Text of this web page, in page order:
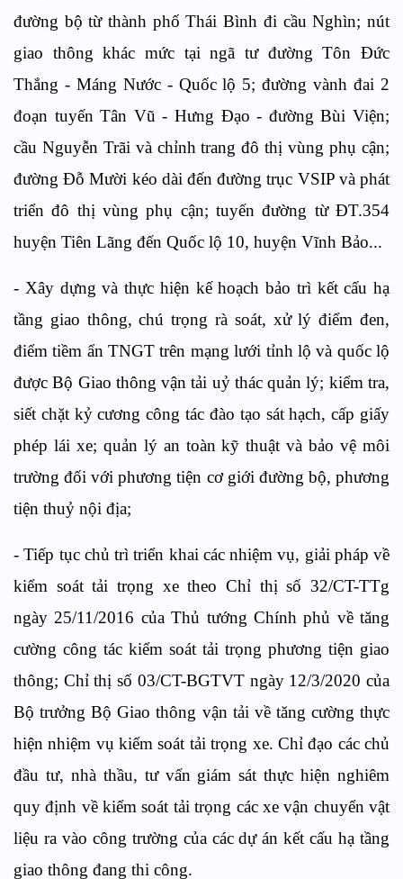
đường bộ từ thành phố Thái Bình đi cầu Nghìn; nút
giao thông khác mức tại ngã tư đường Tôn Đức
Thắng - Máng Nước - Quốc lộ 5; đường vành đai 2
đoạn tuyến Tân Vũ - Hưng Đạo - đường Bùi Viện;
cầu Nguyễn Trãi và chỉnh trang đô thị vùng phụ cận;
đường Đỗ Mười kéo dài đến đường trục VSIP và phát
triển đô thị vùng phụ cận; tuyến đường từ ĐT.354
huyện Tiên Lãng đến Quốc lộ 10, huyện Vĩnh Bảo...
- Xây dựng và thực hiện kế hoạch bảo trì kết cấu hạ
tầng giao thông, chú trọng rà soát, xử lý điểm đen,
điểm tiềm ẩn TNGT trên mạng lưới tỉnh lộ và quốc lộ
được Bộ Giao thông vận tải uỷ thác quản lý; kiểm tra,
siết chặt kỷ cương công tác đào tạo sát hạch, cấp giấy
phép lái xe; quản lý an toàn kỹ thuật và bảo vệ môi
trường đối với phương tiện cơ giới đường bộ, phương
tiện thuỷ nội địa;
- Tiếp tục chủ trì triển khai các nhiệm vụ, giải pháp về
kiểm soát tải trọng xe theo Chỉ thị số 32/CT-TTg
ngày 25/11/2016 của Thủ tướng Chính phủ về tăng
cường công tác kiểm soát tải trọng phương tiện giao
thông; Chỉ thị số 03/CT-BGTVT ngày 12/3/2020 của
Bộ trưởng Bộ Giao thông vận tải về tăng cường thực
hiện nhiệm vụ kiểm soát tải trọng xe. Chỉ đạo các chủ
đầu tư, nhà thầu, tư vấn giám sát thực hiện nghiêm
quy định về kiểm soát tải trọng các xe vận chuyển vật
liệu ra vào công trường của các dự án kết cấu hạ tầng
giao thông đang thi công.